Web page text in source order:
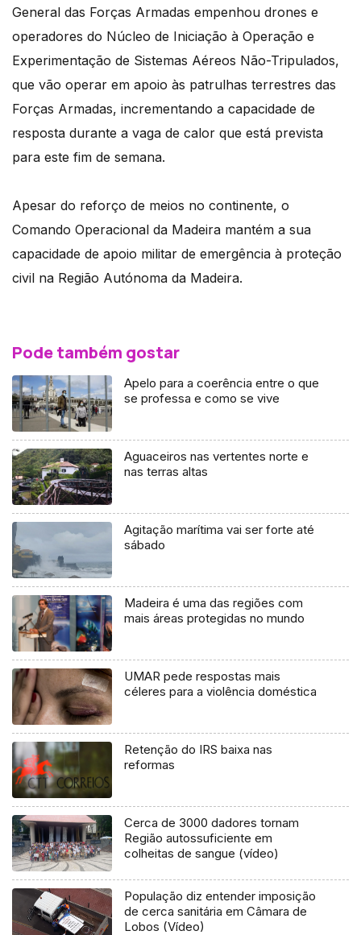
General das Forças Armadas empenhou drones e
operadores do Núcleo de Iniciação à Operação e
Experimentação de Sistemas Aéreos Não-Tripulados,
que vão operar em apoio às patrulhas terrestres das
Forças Armadas, incrementando a capacidade de
resposta durante a vaga de calor que está prevista
para este fim de semana.
Apesar do reforço de meios no continente, o
Comando Operacional da Madeira mantém a sua
capacidade de apoio militar de emergência à proteção
civil na Região Autónoma da Madeira.
Pode também gostar
Apelo para a coerência entre o que
se professa e como se vive
Aguaceiros nas vertentes norte e
nas terras altas
Agitação marítima vai ser forte até
sábado
Madeira é uma das regiões com
mais áreas protegidas no mundo
UMAR pede respostas mais
céleres para a violência doméstica
Retenção do IRS baixa nas
reformas
Cerca de 3000 dadores tornam
Região autossuficiente em
colheitas de sangue (vídeo)
População diz entender imposição
de cerca sanitária em Câmara de
Lobos (Vídeo)